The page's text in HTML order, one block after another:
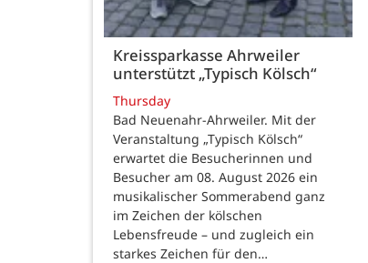
Kreissparkasse Ahrweiler
unterstützt „Typisch Kölsch“
Thursday
Bad Neuenahr-Ahrweiler. Mit der
Veranstaltung „Typisch Kölsch“
erwartet die Besucherinnen und
Besucher am 08. August 2026 ein
musikalischer Sommerabend ganz
im Zeichen der kölschen
Lebensfreude – und zugleich ein
starkes Zeichen für den…